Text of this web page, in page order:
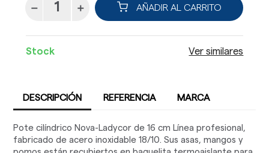
AÑADIR AL CARRITO
Stock Ver similares
DESCRIPCIÓN REFERENCIA MARCA
Pote cilíndrico Nova-Ladycor de 16 cm Línea profesional,
fabricado de acero inoxidable 18/10. Sus asas, mangos y